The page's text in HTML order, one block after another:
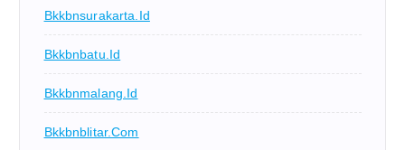
Bkkbnsurakarta.id
Bkkbnbatu.id
Bkkbnmalang.id
Bkkbnblitar.com